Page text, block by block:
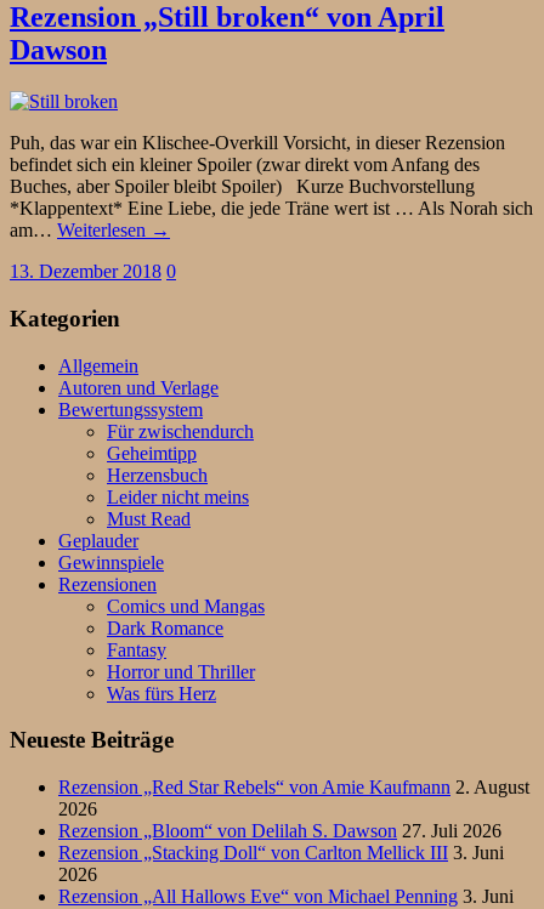
Rezension „Still broken“ von April
Dawson
Puh, das war ein Klischee-Overkill Vorsicht, in dieser Rezension
befindet sich ein kleiner Spoiler (zwar direkt vom Anfang des
Buches, aber Spoiler bleibt Spoiler) Kurze Buchvorstellung
*Klappentext* Eine Liebe, die jede Träne wert ist … Als Norah sich
am… Weiterlesen →
13. Dezember 2018 0
Kategorien
Allgemein
Autoren und Verlage
Bewertungssystem
Für zwischendurch
Geheimtipp
Herzensbuch
Leider nicht meins
Must Read
Geplauder
Gewinnspiele
Rezensionen
Comics und Mangas
Dark Romance
Fantasy
Horror und Thriller
Was fürs Herz
Neueste Beiträge
Rezension „Red Star Rebels“ von Amie Kaufmann 2. August
2026
Rezension „Bloom“ von Delilah S. Dawson 27. Juli 2026
Rezension „Stacking Doll“ von Carlton Mellick III 3. Juni
2026
Rezension „All Hallows Eve“ von Michael Penning 3. Juni